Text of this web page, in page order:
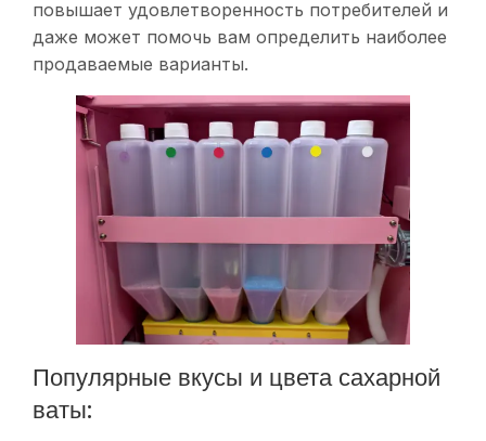
повышает удовлетворенность потребителей и
даже может помочь вам определить наиболее
продаваемые варианты.
Популярные вкусы и цвета сахарной
ваты: